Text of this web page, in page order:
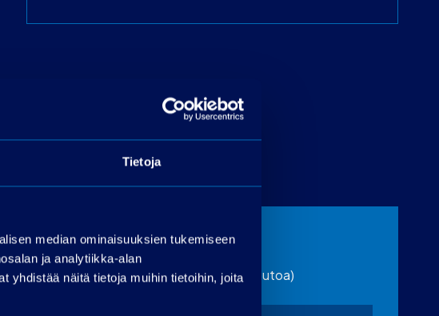
Tietoja
median ominaisuuksien tukemiseen
ja analytiikka-alan
yhdistää näitä tietoja muihin tietoihin, joita
Vaihtoauton tiedot
(täytä jos tarjoat vaihdossa autoa)